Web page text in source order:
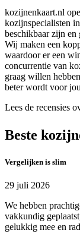
kozijnenkaart.nl
kozijnspecialisten
beschikbaar zijn
Wij maken een
waardoor er een
concurrentie van
graag willen
beter wordt voor
Lees de recensies
Beste
Vergelijken is slim
29 juli 2026
We hebben
vakkundig
gelukkig mee en